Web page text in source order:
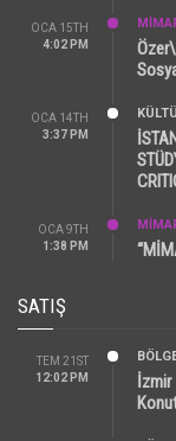
OCA 15TH
4:02 PM
OCA 14TH
3:37 PM
OCA 9TH
1:38 PM
SATIŞ
TEM 21ST
12:02 PM
İzmir